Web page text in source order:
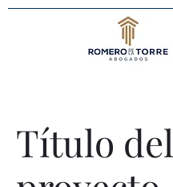
Título del